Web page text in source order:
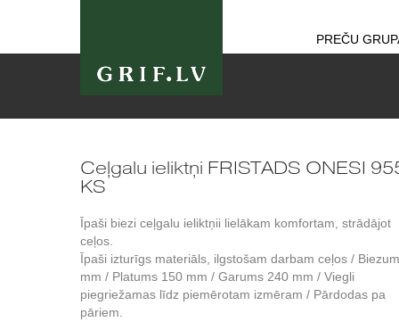
PREČU
Ceļgalu ieliktņi FRISTADS ONESI
KS
Īpaši biezi ceļgalu ieliktņii lielākam komfortam, strādājot
ceļos.
Īpaši izturīgs materiāls, ilgstošam darbam ceļos /
mm / Platums 150 mm / Garums 240 mm / Viegli
piegriežamas līdz piemērotam izmēram / Pārdodas pa
pāriem.